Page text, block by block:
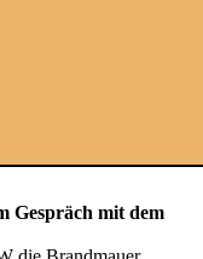
Gespräch mit dem